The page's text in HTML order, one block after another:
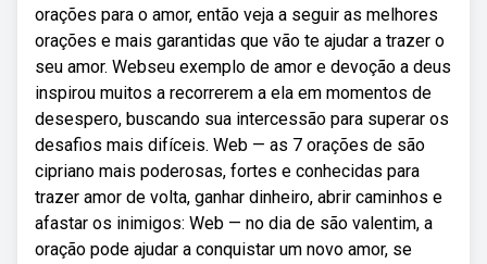
orações para o amor, então veja a seguir as melhores
orações e mais garantidas que vão te ajudar a trazer o
seu amor. Webseu exemplo de amor e devoção a deus
inspirou muitos a recorrerem a ela em momentos de
desespero, buscando sua intercessão para superar os
desafios mais difíceis. Web — as 7 orações de são
cipriano mais poderosas, fortes e conhecidas para
trazer amor de volta, ganhar dinheiro, abrir caminhos e
afastar os inimigos: Web — no dia de são valentim, a
oração pode ajudar a conquistar um novo amor, se